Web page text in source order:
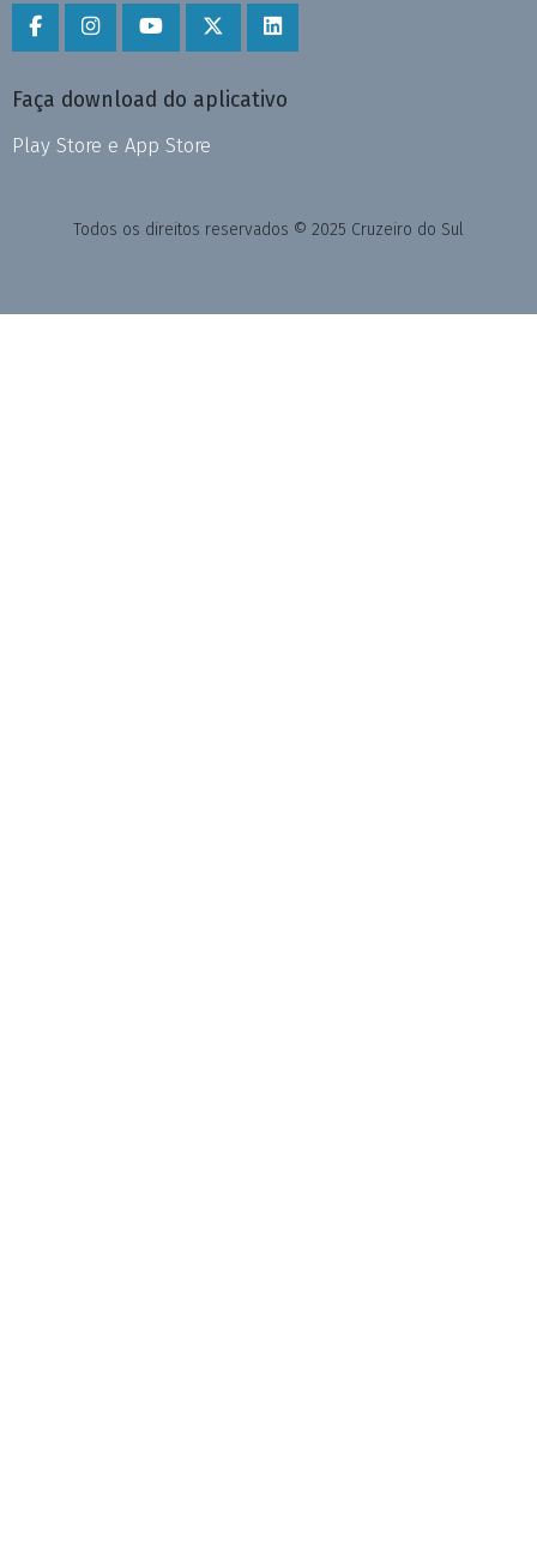
Faça download do aplicativo
Play Store e App Store
Todos os direitos reservados © 2025 Cruzeiro do Sul